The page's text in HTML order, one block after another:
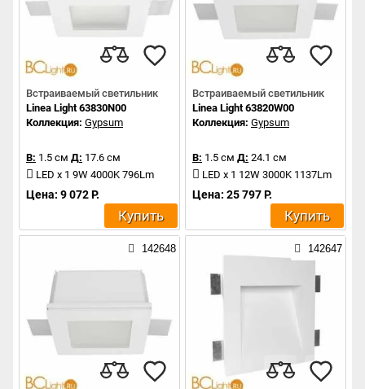
Встраиваемый светильник
Linea Light 63830N00
Коллекция: Gypsum
В: 1.5 см Д: 17.6 см
LED x 1 9W 4000K 796Lm
Цена: 9 072 Р.
Купить
Встраиваемый светильник
Linea Light 63820W00
Коллекция: Gypsum
В: 1.5 см Д: 24.1 см
LED x 1 12W 3000K 1137Lm
Цена: 25 797 Р.
Купить
142648 142647